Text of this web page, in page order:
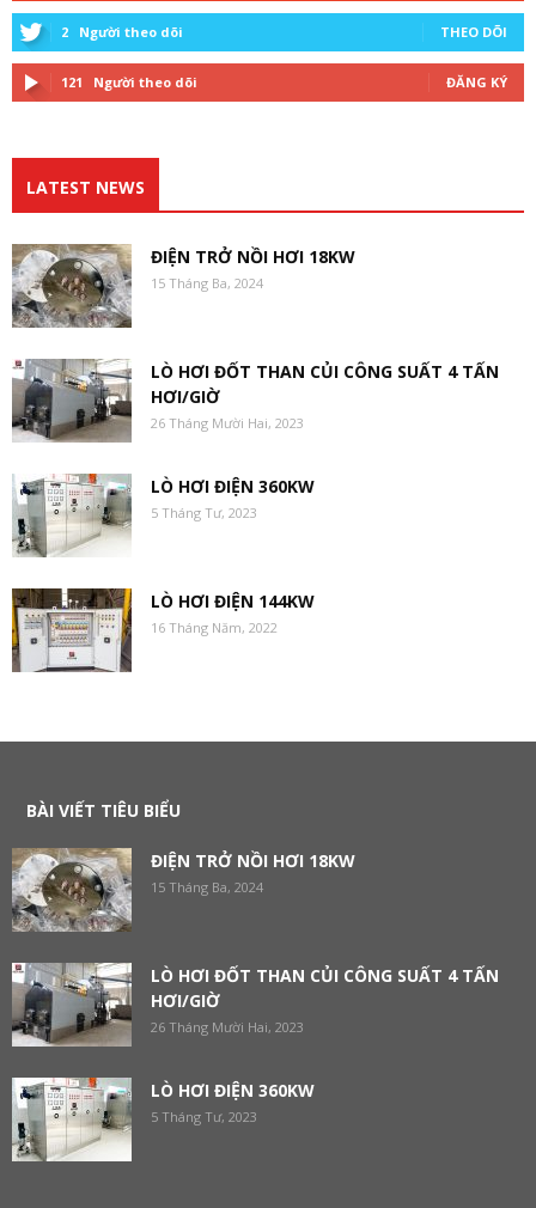
2 Người theo dõi THEO DÕI
121 Người theo dõi ĐĂNG KÝ
LATEST NEWS
ĐIỆN TRỞ NỒI HƠI 18KW
15 Tháng Ba, 2024
LÒ HƠI ĐỐT THAN CỦI CÔNG SUẤT 4 TẤN
HƠI/GIỜ
26 Tháng Mười Hai, 2023
LÒ HƠI ĐIỆN 360KW
5 Tháng Tư, 2023
LÒ HƠI ĐIỆN 144KW
16 Tháng Năm, 2022
BÀI VIẾT TIÊU BIỂU
ĐIỆN TRỞ NỒI HƠI 18KW
15 Tháng Ba, 2024
LÒ HƠI ĐỐT THAN CỦI CÔNG SUẤT 4 TẤN
HƠI/GIỜ
26 Tháng Mười Hai, 2023
LÒ HƠI ĐIỆN 360KW
5 Tháng Tư, 2023